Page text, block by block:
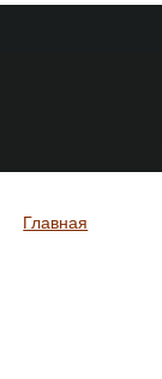
Вы здесь
Главная